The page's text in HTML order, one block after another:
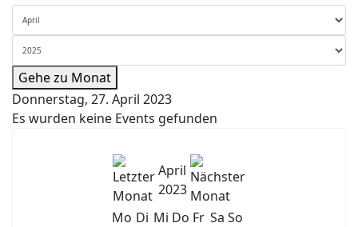
Gehe zu Monat
Donnerstag, 27. April 2023
Es wurden keine Events gefunden
April
2023
Mo Di Mi Do Fr Sa So